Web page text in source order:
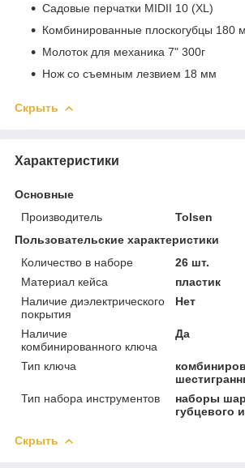
Садовые перчатки MIDII 10 (XL)
Комбинированные плоскогубцы 180
Молоток для механика 7" 300г
Нож со съемным лезвием 18 мм
Скрыть
Характеристики
Основные
Производитель
Tolsen
Пользовательские характеристики
Количество в наборе
26 шт.
Материал кейса
пластик
Наличие диэлектрического
покрытия
Нет
Наличие
комбинированного ключа
Да
Тип ключа
Тип набора инструментов
наборы
губцевого
Скрыть